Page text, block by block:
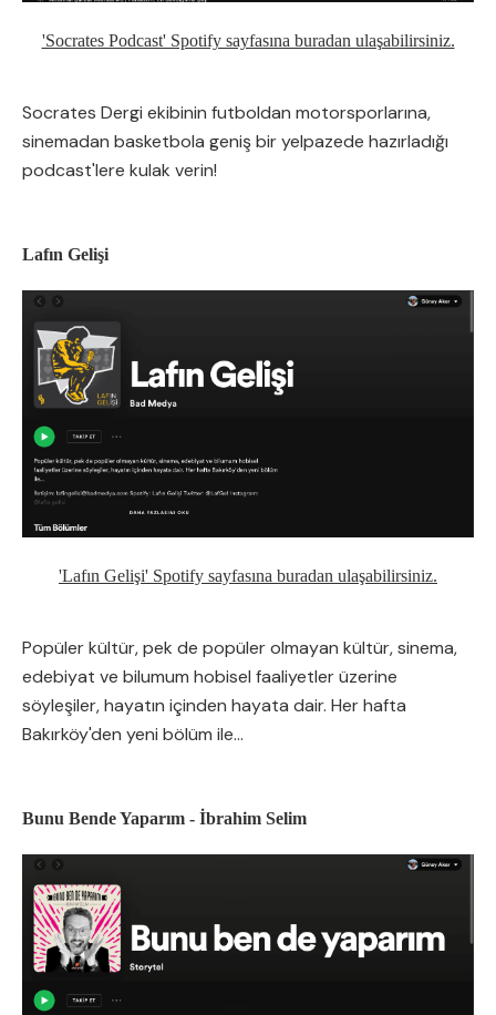
'Socrates Podcast' Spotify sayfasına buradan ulaşabilirsiniz.
Socrates Dergi ekibinin futboldan motorsporlarına,
sinemadan basketbola geniş bir yelpazede hazırladığı
podcast'lere kulak verin!
Lafın Gelişi
'Lafın Gelişi' Spotify sayfasına buradan ulaşabilirsiniz.
Popüler kültür, pek de popüler olmayan kültür, sinema,
edebiyat ve bilumum hobisel faaliyetler üzerine
söyleşiler, hayatın içinden hayata dair. Her hafta
Bakırköy'den yeni bölüm ile...
Bunu Bende Yaparım - İbrahim Selim